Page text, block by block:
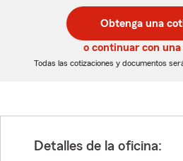
de
5
dígitos
de
5
dígitos
Obtenga una
o continuar con
Todas las cotizaciones y documentos
Detalles de la oficina: